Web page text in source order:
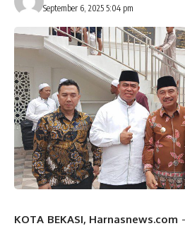
September 6, 2025 5:04 pm
KOTA BEKASI, Harnasnews.com